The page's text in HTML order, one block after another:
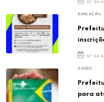
07 DE
EDUCAÇÃO
07 DE
SAÚDE
para